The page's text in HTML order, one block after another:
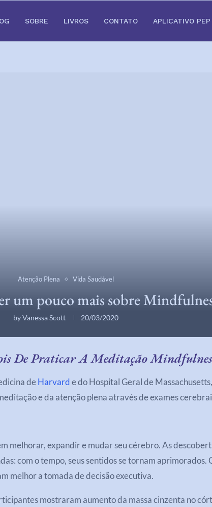
SOBRE LIVROS CONTATO APLICATIVO PEP
Atenção Plena Vida Saudável
um pouco mais sobre
byVanessa Scott 20/03/2020
De Praticar A Meditação
de Harvarde do Hospital Geral de
e da atenção plena através de exames
melhorar, expandir e mudar seu cérebro. As
com o tempo, seus sentidos se tornam aprimorados.
melhor a tomada de decisão executiva.
mostraram aumento da massa cinzenta no